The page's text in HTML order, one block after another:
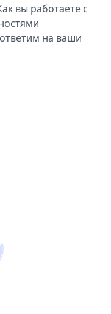
вы работаете с
на ваши